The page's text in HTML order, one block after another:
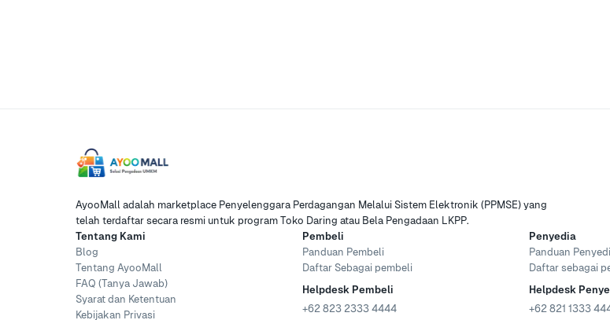
AyooMall adalah marketplace Penyelenggara Perdagangan Melalui Sistem Elektronik (PPMSE) yang
telah terdaftar secara resmi untuk program Toko Daring atau Bela Pengadaan LKPP.
Tentang Kami
Blog
Tentang AyooMall
FAQ (Tanya Jawab)
Syarat dan Ketentuan
Kebijakan Privasi
Pembeli
Panduan Pembeli
Daftar Sebagai pembeli
Helpdesk Pembeli
+62 823 2333 4444
Penyedia
Panduan
Daftar sebagai
Helpdesk
+62 821 1333